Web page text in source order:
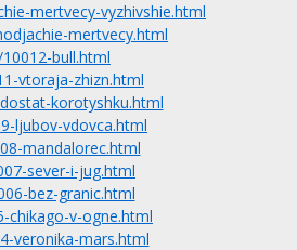
mertvecy-vyzhivshie.html
mertvecy.html
bull.html
vtoraja-zhizn.html
korotyshku.html
ljubov-vdovca.html
mandalorec.html
sever-i-jug.html
bez-granic.html
chikago-v-ogne.html
veronika-mars.html